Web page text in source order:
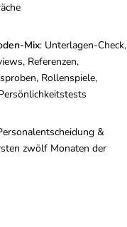
Mix: Unterlagen-Check,
Referenzen,
Rollenspiele,
&
zwölf Monaten der